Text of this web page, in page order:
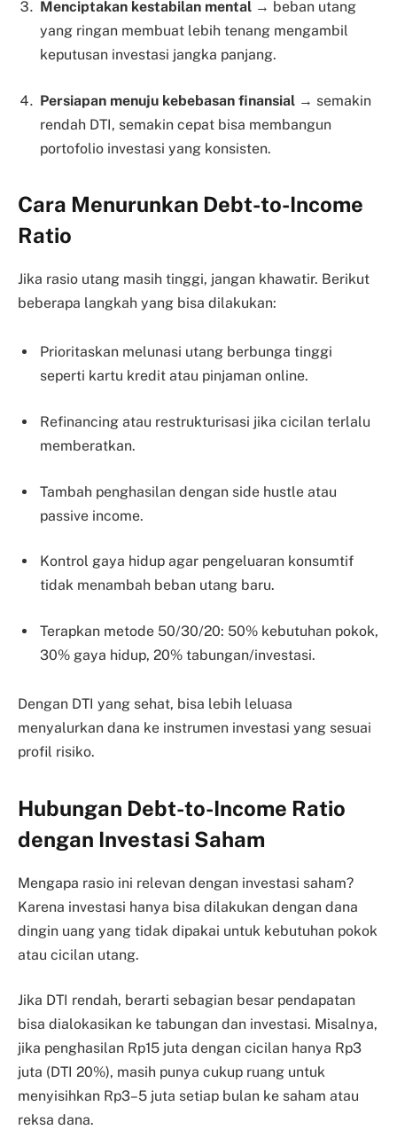
Menciptakan kestabilan mental → beban utang
yang ringan membuat lebih tenang mengambil
keputusan investasi jangka panjang.
Persiapan menuju kebebasan finansial → semakin
rendah DTI, semakin cepat bisa membangun
portofolio investasi yang konsisten.
Cara Menurunkan Debt-to-Income
Ratio
Jika rasio utang masih tinggi, jangan khawatir. Berikut
beberapa langkah yang bisa dilakukan:
Prioritaskan melunasi utang berbunga tinggi
seperti kartu kredit atau pinjaman online.
Refinancing atau restrukturisasi jika cicilan terlalu
memberatkan.
Tambah penghasilan dengan side hustle atau
passive income.
Kontrol gaya hidup agar pengeluaran konsumtif
tidak menambah beban utang baru.
Terapkan metode 50/30/20: 50% kebutuhan pokok,
30% gaya hidup, 20% tabungan/investasi.
Dengan DTI yang sehat, bisa lebih leluasa
menyalurkan dana ke instrumen investasi yang sesuai
profil risiko.
Hubungan Debt-to-Income Ratio
dengan Investasi Saham
Mengapa rasio ini relevan dengan investasi saham?
Karena investasi hanya bisa dilakukan dengan dana
dingin uang yang tidak dipakai untuk kebutuhan pokok
atau cicilan utang.
Jika DTI rendah, berarti sebagian besar pendapatan
bisa dialokasikan ke tabungan dan investasi. Misalnya,
jika penghasilan Rp15 juta dengan cicilan hanya Rp3
juta (DTI 20%), masih punya cukup ruang untuk
menyisihkan Rp3–5 juta setiap bulan ke saham atau
reksa dana.